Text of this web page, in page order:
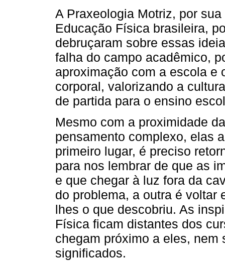
A Praxeologia Motriz, por
Educação Física brasileira,
debruçaram sobre essas
falha do campo acadêmico,
aproximação com a escola e
corporal, valorizando a
de partida para o ensino
Mesmo com a proximidade
pensamento complexo, elas
primeiro lugar, é preciso
para nos lembrar de que as
e que chegar à luz fora da
do problema, a outra é voltar
lhes o que descobriu. As
Física ficam distantes dos
chegam próximo a eles,
significados.